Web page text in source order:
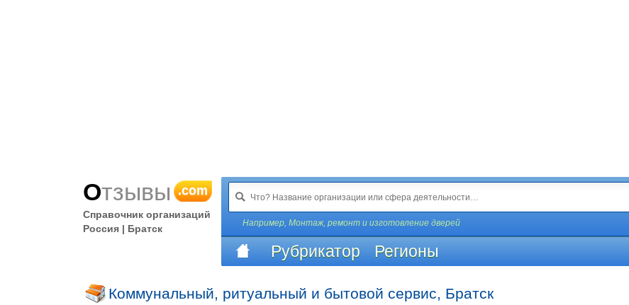
Отзывы .com
Справочник организаций
Россия | Братск
Например, Монтаж, ремонт и изготовление дверей
Рубрикатор Регионы
Коммунальный, ритуальный и бытовой сервис, Братск